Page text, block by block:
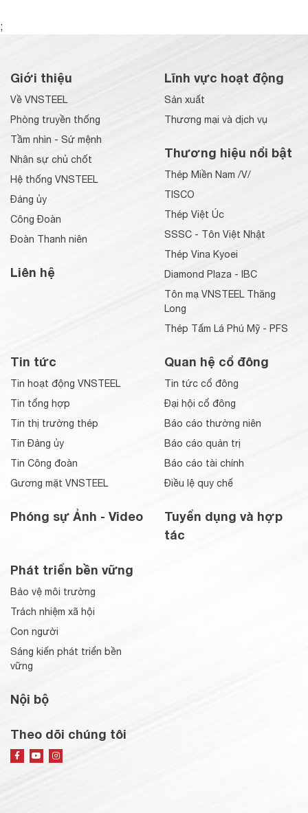
;
Giới thiệu
Về VNSTEEL
Phòng truyền thống
Tầm nhìn - Sứ mệnh
Nhân sự chủ chốt
Hệ thống VNSTEEL
Đảng ủy
Công Đoàn
Đoàn Thanh niên
Liên hệ
Lĩnh vực hoạt động
Sản xuất
Thương mại và dịch vụ
Thương hiệu nổi bật
Thép Miền Nam /V/
TISCO
Thép Việt Úc
SSSC - Tôn Việt Nhật
Thép Vina Kyoei
Diamond Plaza - IBC
Tôn mạ VNSTEEL Thăng
Long
Thép Tấm Lá Phú Mỹ - PFS
Tin tức
Tin hoạt động VNSTEEL
Tin tổng hợp
Tin thị trường thép
Tin Đảng ủy
Tin Công đoàn
Gương mặt VNSTEEL
Phóng sự Ảnh - Video
Quan hệ cổ đông
Tin tức cổ đông
Đại hội cổ đông
Báo cáo thường niên
Báo cáo quản trị
Báo cáo tài chính
Điều lệ quy chế
Tuyển dụng và hợp
tác
Phát triển bền vững
Bảo vệ môi trường
Trách nhiệm xã hội
Con người
Sáng kiến phát triển bền
vững
Nội bộ
Theo dõi chúng tôi